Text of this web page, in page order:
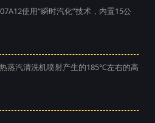
使用“瞬时汽化”技术，内置15公
蒸汽清洗机喷射产生的185℃左右的高